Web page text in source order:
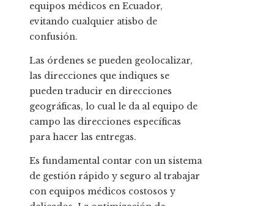
equipos médicos en Ecuador,
evitando cualquier atisbo de
confusión.
Las órdenes se pueden geolocalizar,
las direcciones que indiques se
pueden traducir en direcciones
geográficas, lo cual le da al equipo de
campo las direcciones específicas
para hacer las entregas.
Es fundamental contar con un sistema
de gestión rápido y seguro al trabajar
con equipos médicos costosos y